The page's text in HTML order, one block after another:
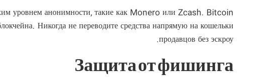
уровнем анонимности, такие как Monero или Zcash. Bitcoin
Никогда не переводите средства напрямую на кошельки
продавцов без эскроу.
Защита от фишинга